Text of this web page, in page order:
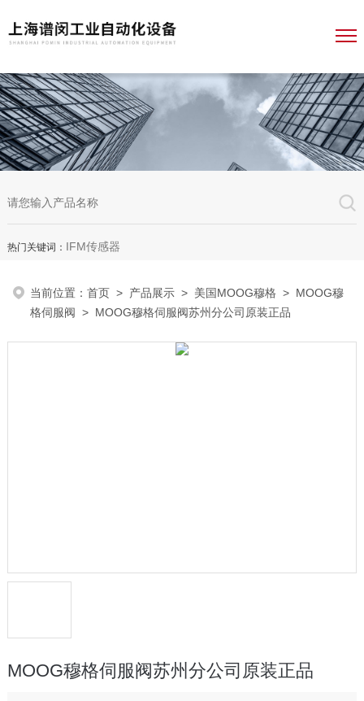
热门关键词： IFM传感器
当前位置：首页 > 产品展示 > 美国MOOG穆格 > MOOG穆
格伺服阀 > MOOG穆格伺服阀苏州分公司原装正品
MOOG穆格伺服阀苏州分公司原装正品